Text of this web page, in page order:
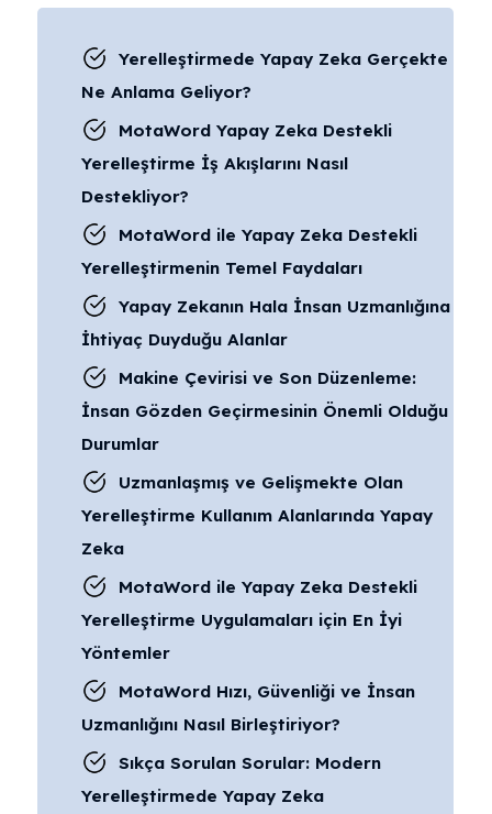
Yerelleştirmede Yapay Zeka Gerçekte
Ne Anlama Geliyor?
MotaWord Yapay Zeka Destekli
Yerelleştirme İş Akışlarını Nasıl
Destekliyor?
MotaWord ile Yapay Zeka Destekli
Yerelleştirmenin Temel Faydaları
Yapay Zekanın Hala İnsan Uzmanlığına
İhtiyaç Duyduğu Alanlar
Makine Çevirisi ve Son Düzenleme:
İnsan Gözden Geçirmesinin Önemli Olduğu
Durumlar
Uzmanlaşmış ve Gelişmekte Olan
Yerelleştirme Kullanım Alanlarında Yapay
Zeka
MotaWord ile Yapay Zeka Destekli
Yerelleştirme Uygulamaları için En İyi
Yöntemler
MotaWord Hızı, Güvenliği ve İnsan
Uzmanlığını Nasıl Birleştiriyor?
Sıkça Sorulan Sorular: Modern
Yerelleştirmede Yapay Zeka